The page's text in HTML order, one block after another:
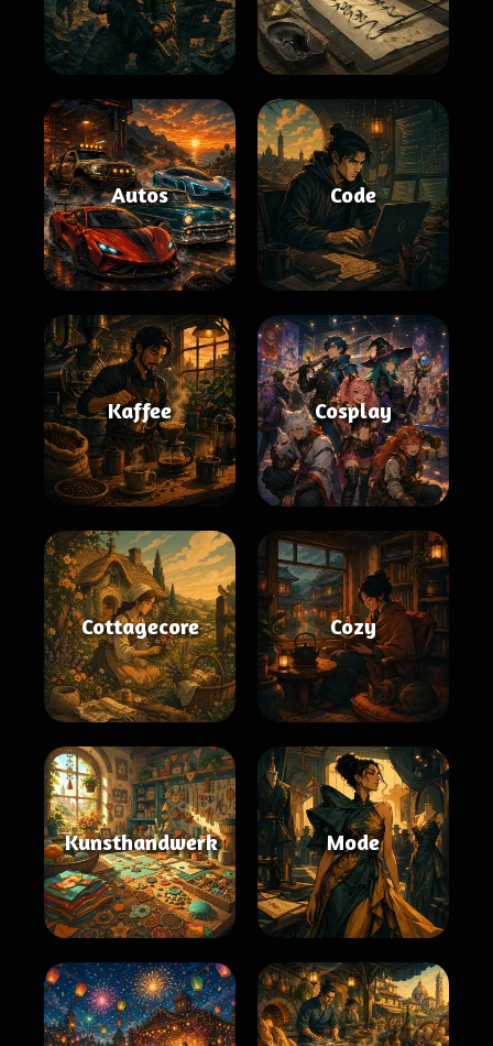
Autos Code
Kaffee Cosplay
Cottagecore Cozy
Kunsthandwerk Mode